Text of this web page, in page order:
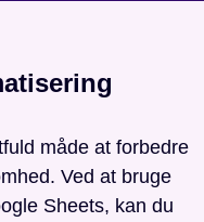
måde at forbedre
Ved at bruge
Sheets, kan du